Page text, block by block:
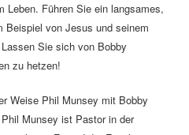
Leben. Führen Sie ein langsames,
Beispiel von Jesus und seinem
Sie sich von Bobby
zu hetzen!
Weise Phil Munsey mit Bobby
Munsey ist Pastor in der